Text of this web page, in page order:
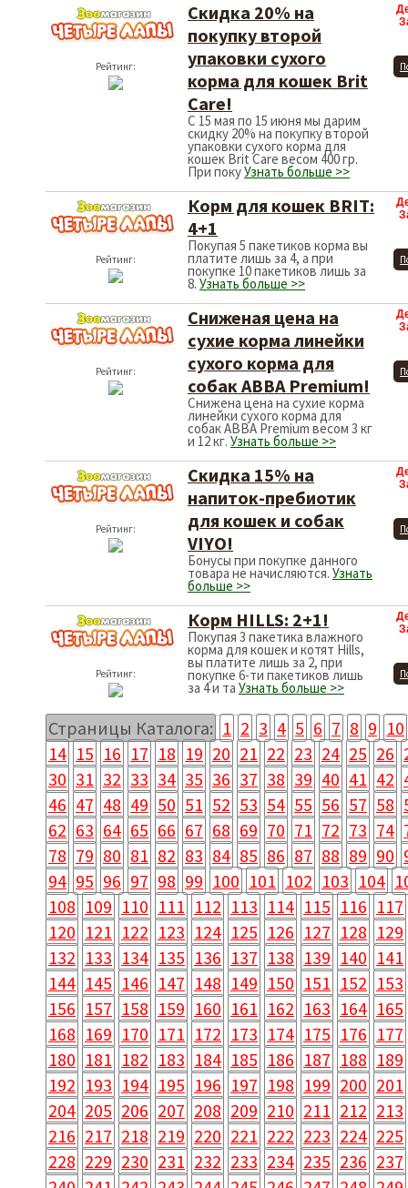
Рейтинг:
Скидка 20% на
покупку второй
упаковки сухого
корма для кошек Brit
Care!
С 15 мая по 15 июня мы дарим
скидку 20% на покупку второй
упаковки сухого корма для
кошек Brit Care весом 400 гр.
При покуУзнать больше >>
Рейтинг:
Корм для кошек BRIT:
4+1
Покупая 5 пакетиков корма вы
платите лишь за 4, а при
покупке 10 пакетиков лишь за
8. Узнать больше >>
Рейтинг:
Сниженая цена на
сухие корма линейки
сухого корма для
собак АВВА Premium!
Снижена цена на сухие корма
линейки сухого корма для
собак АВВА Premium весом 3 кг
и 12 кг. Узнать больше >>
Рейтинг:
Скидка 15% на
напиток-пребиотик
для кошек и собак
VIYO!
Бонусы при покупке данного
товара не начисляются. Узнать
больше >>
Рейтинг:
Корм HILLS: 2+1!
Покупая 3 пакетика влажного
корма для кошек и котят Hills,
вы платите лишь за 2, при
покупке 6-ти пакетиков лишь
за 4 и та Узнать больше >>
Страницы Каталога: 1 2 3 4 5 6 7 8 9 10
14 15 16 17 18 19 20 21 22 23 24 25 26
30 31 32 33 34 35 36 37 38 39 40 41 42
46 47 48 49 50 51 52 53 54 55 56 57 58
62 63 64 65 66 67 68 69 70 71 72 73 74
78 79 80 81 82 83 84 85 86 87 88 89 90
94 95 96 97 98 99 100 101 102 103 104
108 109 110 111 112 113 114 115 116 117
120 121 122 123 124 125 126 127 128 129
132 133 134 135 136 137 138 139 140 141
144 145 146 147 148 149 150 151 152 153
156 157 158 159 160 161 162 163 164 165
168 169 170 171 172 173 174 175 176 177
180 181 182 183 184 185 186 187 188 189
192 193 194 195 196 197 198 199 200 201
204 205 206 207 208 209 210 211 212 213
216 217 218 219 220 221 222 223 224 225
228 229 230 231 232 233 234 235 236 237